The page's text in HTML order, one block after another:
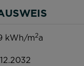
kWh/m2a